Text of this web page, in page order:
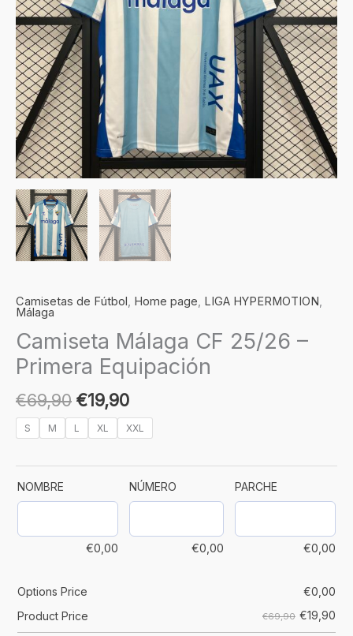
Camisetas de Fútbol, Home page, LIGA HYPERMOTION,
Málaga
Camiseta Málaga CF 25/26 –
Primera Equipación
€69,90 €19,90
S M L XL XXL
NOMBRE
€0,00
NÚMERO
€0,00
PARCHE
€0,00
Options Price €0,00
Product Price
€69,90 €19,90